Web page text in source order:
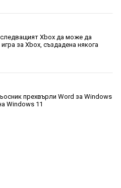
Xbox да може да
за Xbox, създадена някога
прехвърли Word за Windows
Windows 11